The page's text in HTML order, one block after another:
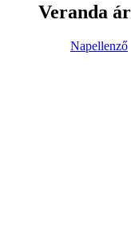
Veranda
Napellenző